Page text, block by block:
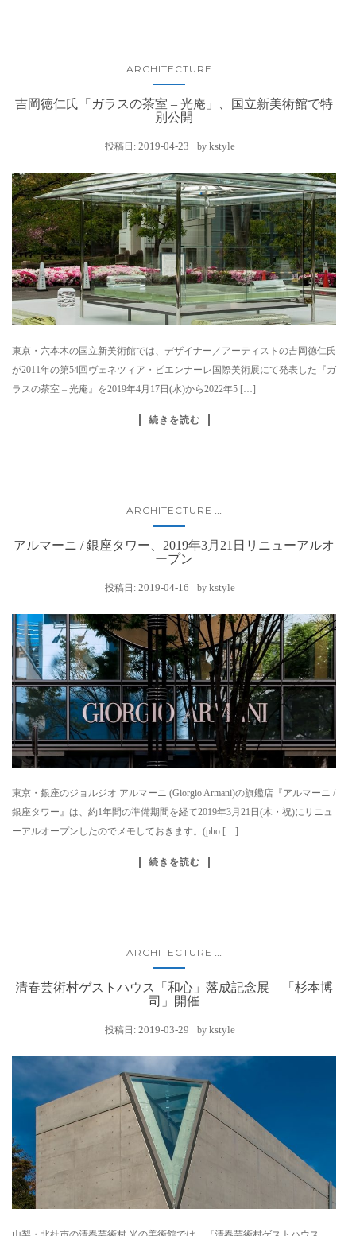
ARCHITECTURE
吉岡徳仁氏「ガラスの茶室 – 光庵」、国立新美術館で特
別公開
投稿日: 2019-04-23 by kstyle
東京・六本木の国立新美術館では、デザイナー／アーティストの吉岡徳仁氏
が2011年の第54回ヴェネツィア・ビエンナーレ国際美術展にて発表した『ガ
ラスの茶室 – 光庵』を2019年4月17日(水)から2022年5 […]
続きを読む
ARCHITECTURE ...
アルマーニ / 銀座タワー、2019年3月21日リニューアルオ
ープン
投稿日: 2019-04-16 by kstyle
東京・銀座のジョルジオ アルマーニ (Giorgio Armani)の旗艦店『アルマーニ /
銀座タワー』は、約1年間の準備期間を経て2019年3月21日(木・祝)にリニュ
ーアルオープンしたのでメモしておきます。(pho […]
続きを読む
ARCHITECTURE
清春芸術村ゲストハウス「和心」落成記念展 – 「杉本博
司」開催
投稿日: 2019-03-29 by kstyle